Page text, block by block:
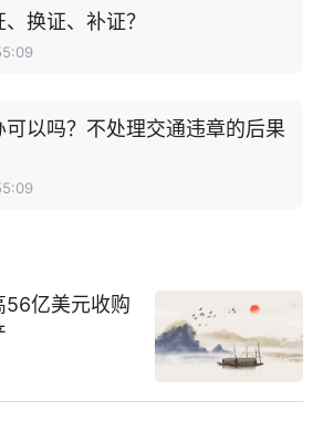
换证、补证？
可以吗？不处理交通违章的后果
56亿美元收购